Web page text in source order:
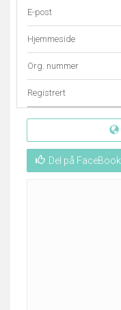
E-post
Hjemmeside
Org. nummer
Registrert
Del på FaceBook